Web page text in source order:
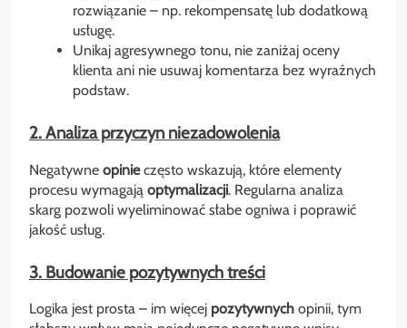
rozwiązanie – np. rekompensatę lub dodatkową
usługę.
Unikaj agresywnego tonu, nie zaniżaj oceny
klienta ani nie usuwaj komentarza bez wyraźnych
podstaw.
2. Analiza przyczyn niezadowolenia
Negatywne opinieczęsto wskazują, które elementy
procesu wymagają optymalizacji. Regularna analiza
skarg pozwoli wyeliminować słabe ogniwa i poprawić
jakość usług.
3. Budowanie pozytywnych treści
Logika jest prosta – im więcej pozytywnych opinii, tym